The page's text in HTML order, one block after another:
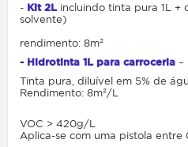
- Kit 2Lincluindo tinta pura 1L +
solvente)
rendimento: 8m²
- Hidrotinta 1L para carroceria –
Tinta pura, diluível em 5% de
Rendimento: 8m²/L
VOC > 420g/L
Aplica-se com uma pistola entre